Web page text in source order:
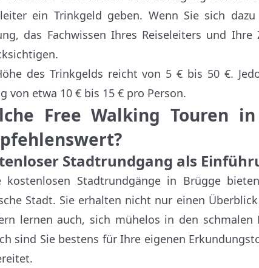
ein Trinkgeld geben. Wenn Sie sich
das Fachwissen Ihres Reiseleiters und
des Trinkgelds reicht von 5 € bis 50 €.
von etwa 10 € bis 15 € pro Person.
Free Walking Touren
Stadtrundgang als
kostenlosen Stadtrundgänge in Brügge
Stadt. Sie erhalten nicht nur einen
lernen auch, sich mühelos in den schmalen
sind Sie bestens für Ihre eigenen